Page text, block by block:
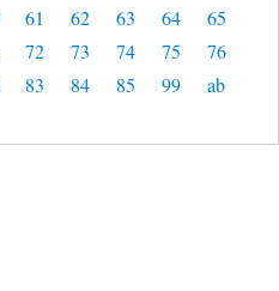
61 62 63 64
65
72 73 74 75
76
83 84 85 99
ab